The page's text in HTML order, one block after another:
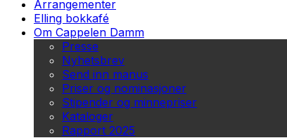
Arrangementer
Elling bokkafé
Om Cappelen Damm
Presse
Nyhetsbrev
Send inn manus
Priser og nominasjoner
Stipender og minnepriser
Kataloger
Rapport 2025